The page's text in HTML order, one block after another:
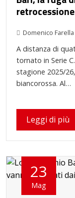
Domenico Farella
A distanza di
tornato in Serie
stagione 2025/
biancorossa. Al…
Leggi di più
23
Mag